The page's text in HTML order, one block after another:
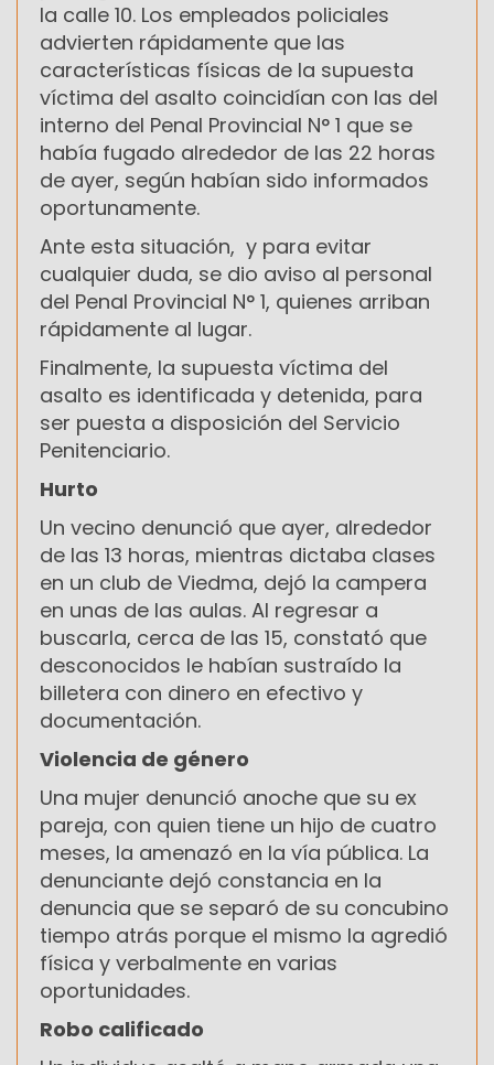
la calle 10. Los empleados policiales
advierten rápidamente que las
características físicas de la supuesta
víctima del asalto coincidían con las del
interno del Penal Provincial N° 1 que se
había fugado alrededor de las 22 horas
de ayer, según habían sido informados
oportunamente.
Ante esta situación, y para evitar
cualquier duda, se dio aviso al personal
del Penal Provincial N° 1, quienes arriban
rápidamente al lugar.
Finalmente, la supuesta víctima del
asalto es identificada y detenida, para
ser puesta a disposición del Servicio
Penitenciario.
Hurto
Un vecino denunció que ayer, alrededor
de las 13 horas, mientras dictaba clases
en un club de Viedma, dejó la campera
en unas de las aulas. Al regresar a
buscarla, cerca de las 15, constató que
desconocidos le habían sustraído la
billetera con dinero en efectivo y
documentación.
Violencia de género
Una mujer denunció anoche que su ex
pareja, con quien tiene un hijo de cuatro
meses, la amenazó en la vía pública. La
denunciante dejó constancia en la
denuncia que se separó de su concubino
tiempo atrás porque el mismo la agredió
física y verbalmente en varias
oportunidades.
Robo calificado